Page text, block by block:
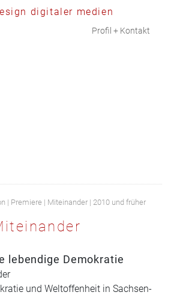
digitaler medien
Profil + Kontakt
| Premiere | Miteinander | 2010 und früher
lebendige Demokratie
und Weltoffenheit in Sachsen-